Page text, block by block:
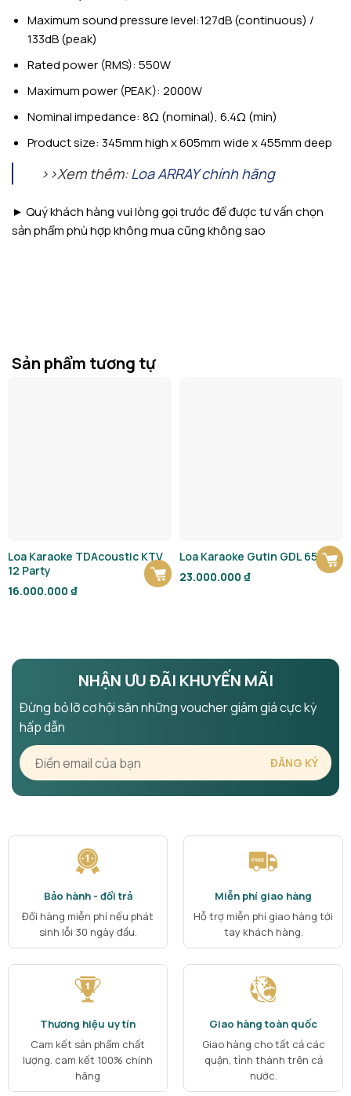
Maximum sound pressure level:127dB (continuous) /
133dB (peak)
Rated power (RMS): 550W
Maximum power (PEAK): 2000W
Nominal impedance: 8Ω (nominal), 6.4Ω (min)
Product size: 345mm high x 605mm wide x 455mm deep
>>Xem thêm:Loa ARRAY chính hãng
► Quý khách hàng vui lòng gọi trước để được tư vấn chọn
sản phẩm phù hợp không mua cũng không sao
Sản phẩm tương tự
Loa Karaoke TDAcoustic KTV
12 Party
16.000.000 ₫
Loa Karaoke Gutin GDL 6512
23.000.000 ₫
NHẬN ƯU ĐÃI KHUYẾN MÃI
Đừng bỏ lỡ cơ hội săn những voucher giảm giá cực kỳ
hấp dẫn
Bảo hành - đổi trả
Đổi hàng miễn phí nếu phát
sinh lỗi 30 ngày đầu.
Miễn phí giao hàng
Hỗ trợ miễn phí giao hàng tới
tay khách hàng.
Thương hiệu uy tín
Cam kết sản phẩm chất
lượng. cam kết 100% chính
hãng
Giao hàng toàn quốc
Giao hàng cho tất cả các
quận, tỉnh thành trên cả
nước.